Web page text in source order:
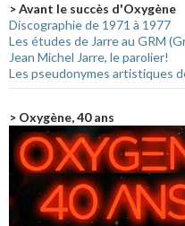
> Avant le succès d'Oxygène
Discographie de 1971 à 1977
Les études de Jarre au GRM
Jean Michel Jarre, le parolier!
Les pseudonymes artistiques
> Oxygène, 40 ans